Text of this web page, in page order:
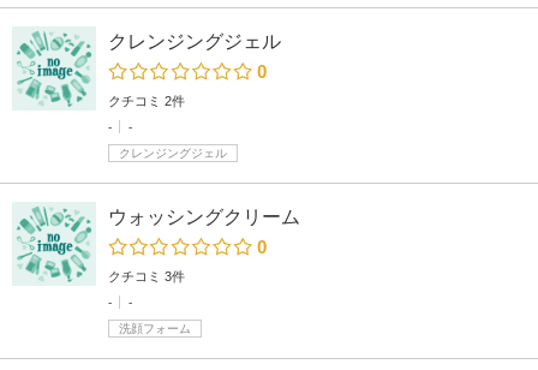
クレンジングジェル
0
クチコミ 2件
-
-
クレンジングジェル
ウォッシングクリーム
0
クチコミ 3件
-
-
洗顔フォーム